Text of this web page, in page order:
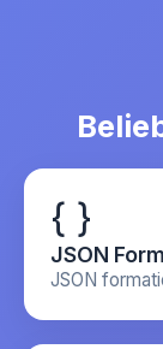
{ }
JSON
JSON